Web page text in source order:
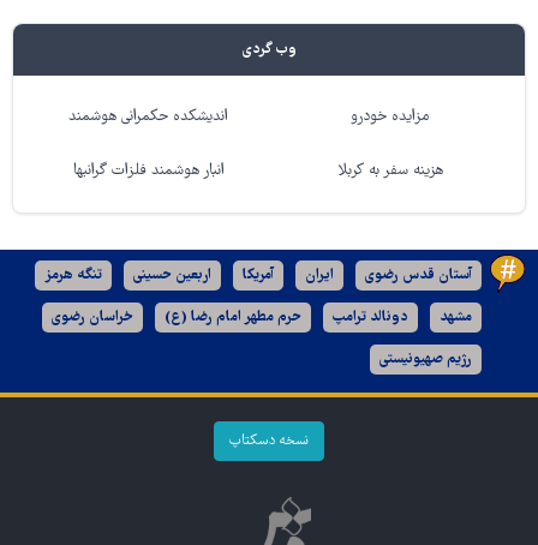
وب گردی
مزایده خودرو اندیشکده حکمرانی هوشمند
هزینه سفر به کربلا انبار هوشمند فلزات گرانبها
آستان قدس رضوی ایران آمریکا اربعین حسینی تنگه هرمز
مشهد دونالد ترامپ حرم مطهر امام رضا (ع) خراسان رضوی
رژیم صهیونیستی
نسخه دسکتاپ